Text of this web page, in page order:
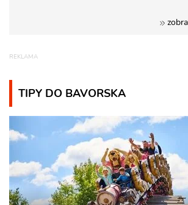
TIPY DO BAVORSKA